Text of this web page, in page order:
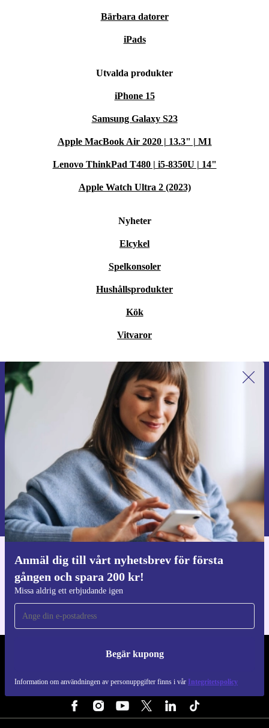
Bärbara datorer
iPads
Utvalda produkter
iPhone 15
Samsung Galaxy S23
Apple MacBook Air 2020 | 13.3" | M1
Lenovo ThinkPad T480 | i5-8350U | 14"
Apple Watch Ultra 2 (2023)
Nyheter
Elcykel
Spelkonsoler
Hushållsprodukter
Kök
Vitvaror
Anmäl dig till vårt nyhetsbrev för första
gången och spara 200 kr!
Missa aldrig ett erbjudande igen
Begär kupong
Information om användningen av personuppgifter finns i vår Integritetspolicy
Anmäl dig till vårt nyhetsbrev för
första gången och spara 200 kr!
Missa aldrig ett erbjudande igen.
Begär kupong
Information om användningen av personuppgifter finns i vår
Integritetspolicy
Ladda ner refurbed appen
För iOS och Android
REFURBED SVERIGE - RETHINK NEW.
FÖLJ OSS